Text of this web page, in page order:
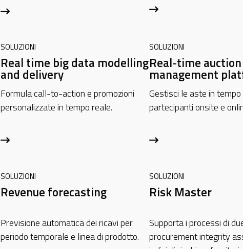
SOLUZIONI
Real time big data modelling
and delivery
Formula call-to-action e promozioni
personalizzate in tempo reale.
SOLUZIONI
Real-time auction
management
Gestisci le aste in
partecipanti onsite e
SOLUZIONI
Revenue forecasting
Previsione automatica dei ricavi per
periodo temporale e linea di prodotto.
SOLUZIONI
Risk Master
Supporta i processi di
procurement integrity